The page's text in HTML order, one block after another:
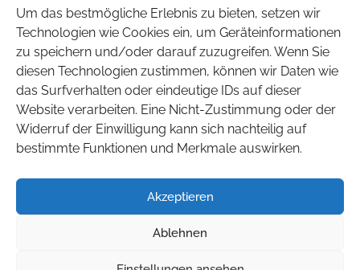
Um das bestmögliche Erlebnis zu bieten, setzen wir
Technologien wie Cookies ein, um Geräteinformationen
zu speichern und/oder darauf zuzugreifen. Wenn Sie
diesen Technologien zustimmen, können wir Daten wie
das Surfverhalten oder eindeutige IDs auf dieser
Website verarbeiten. Eine Nicht-Zustimmung oder der
Widerruf der Einwilligung kann sich nachteilig auf
bestimmte Funktionen und Merkmale auswirken.
Akzeptieren
Ablehnen
Mecklenburg-Vorpommern
Niedersachsen
Nordrhein-Westfalen
Rheinland-Pfalz
Saarland